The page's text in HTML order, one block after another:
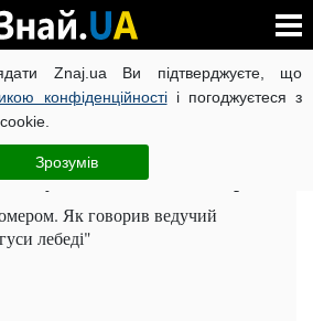
Znaj.ua Ви підтверджуєте, що
конфіденційностіі погоджуєтеся з
Зрозумів
УКРАЇНИ КОРОНАВІРУС В УКРАЇНІ
ЧИТАТЬ НА РУССКОМ
у Севільї під 22 номером
Як говорив ведучий
лебеді"